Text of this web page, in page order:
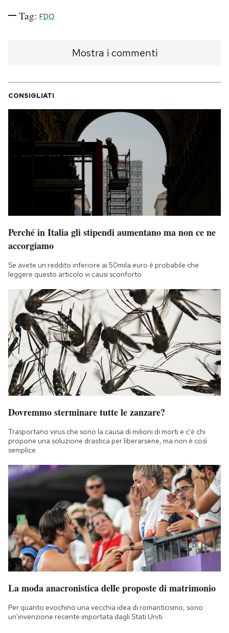
Tag: FDO
Mostra i commenti
CONSIGLIATI
Perché in Italia gli stipendi aumentano ma non ce ne
accorgiamo
Se avete un reddito inferiore ai 50mila euro è probabile che
leggere questo articolo vi causi sconforto
Dovremmo sterminare tutte le zanzare?
Trasportano virus che sono la causa di milioni di morti e c'è chi
propone una soluzione drastica per liberarsene, ma non è così
semplice
La moda anacronistica delle proposte di matrimonio
Per quanto evochino una vecchia idea di romanticismo, sono
un'invenzione recente importata dagli Stati Uniti